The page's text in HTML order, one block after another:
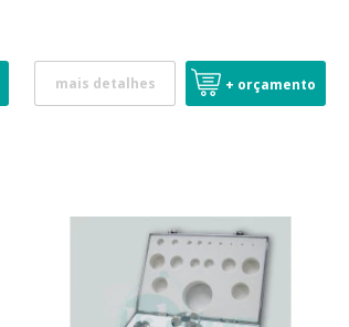
mais detalhes + orçamento